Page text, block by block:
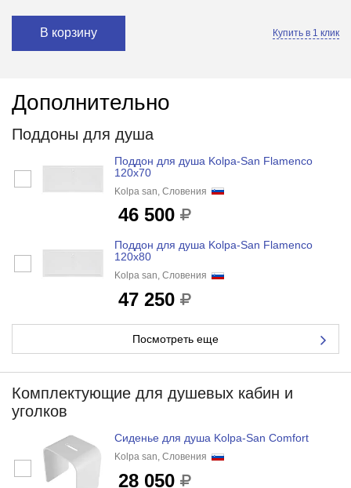
В корзину Купить в 1 клик
Дополнительно
Поддоны для душа
Поддон для душа Kolpa-San Flamenco
120x70
Kolpa san, Словения
46 500
Поддон для душа Kolpa-San Flamenco
120x80
Kolpa san, Словения
47 250
Посмотреть еще
Комплектующие для душевых кабин и
уголков
Cиденье для душа Kolpa-San Comfort
Kolpa san, Словения
28 050